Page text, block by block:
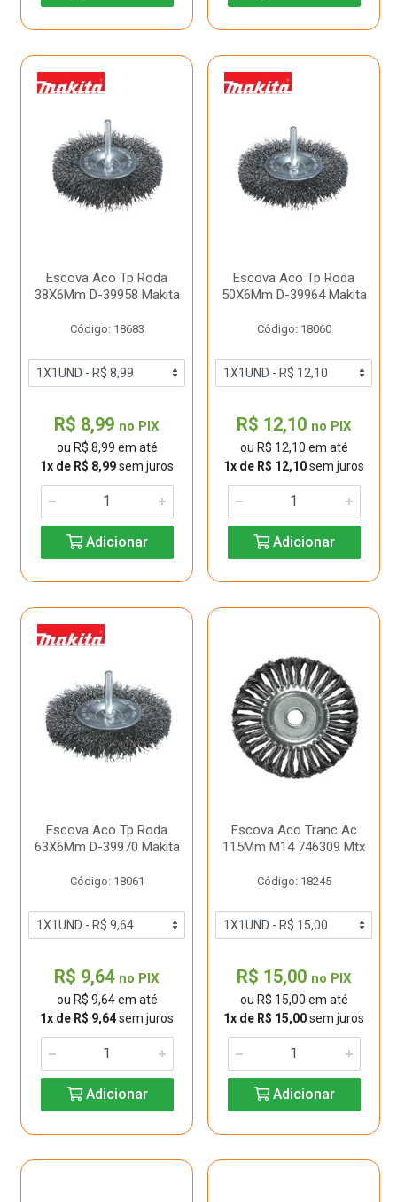
Escova Aco Tp Roda
38X6Mm D-39958 Makita
Código: 18683
R$ 8,99 no PIX
ou R$ 8,99 em até
1x de R$ 8,99sem juros
Adicionar
Escova Aco Tp Roda
50X6Mm D-39964 Makita
Código: 18060
R$ 12,10 no PIX
ou R$ 12,10 em até
1x de R$ 12,10sem juros
Adicionar
Escova Aco Tp Roda
63X6Mm D-39970 Makita
Código: 18061
R$ 9,64 no PIX
ou R$ 9,64 em até
1x de R$ 9,64sem juros
Adicionar
Escova Aco Tranc Ac
115Mm M14 746309 Mtx
Código: 18245
R$ 15,00 no PIX
ou R$ 15,00 em até
1x de R$ 15,00sem juros
Adicionar